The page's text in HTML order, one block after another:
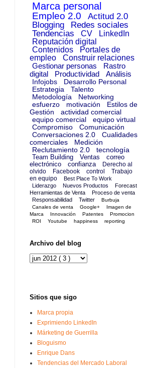
Marca personal
Empleo 2.0
Actitud 2.0
Blogging
Redes sociales
Tendencias
CV
LinkedIn
Reputación digital
Contenidos
Portales de
empleo
Construir relaciones
Gestionar personas
Rastro
digital
Productividad Análisis
Infojobs
Desarrollo Personal
Estrategia
Talento
Metodología
Networking
esfuerzo
motivación
Estilos de
Gestión
actividad comercial
equipo comercial
equipo virtual
Compromiso
Comunicación
Conversaciones 2.0
Cualidades
comerciales
Medición
Reclutamiento 2.0
tecnología
Team Building Ventas
correo
electrónico
confianza
Derecho al
olvido
Facebook control
Trabajo
en equipo
Best Place To Work
Liderazgo
Nuevos Productos
Forecast
Herramientas de Venta
Proceso de venta
Responsabilidad
Twitter
Burbuja
Canales de venta
Google+
Imagen de
Marca
Innovación Patentes
Promocion
ROI
Youtube happiness reporting
Archivo del blog
Sitios que sigo
Marca propia
Exprimiendo LinkedIn
Márketing de Guerrilla
Bloguismo
Enrique Dans
Tendencias del Mercado Laboral